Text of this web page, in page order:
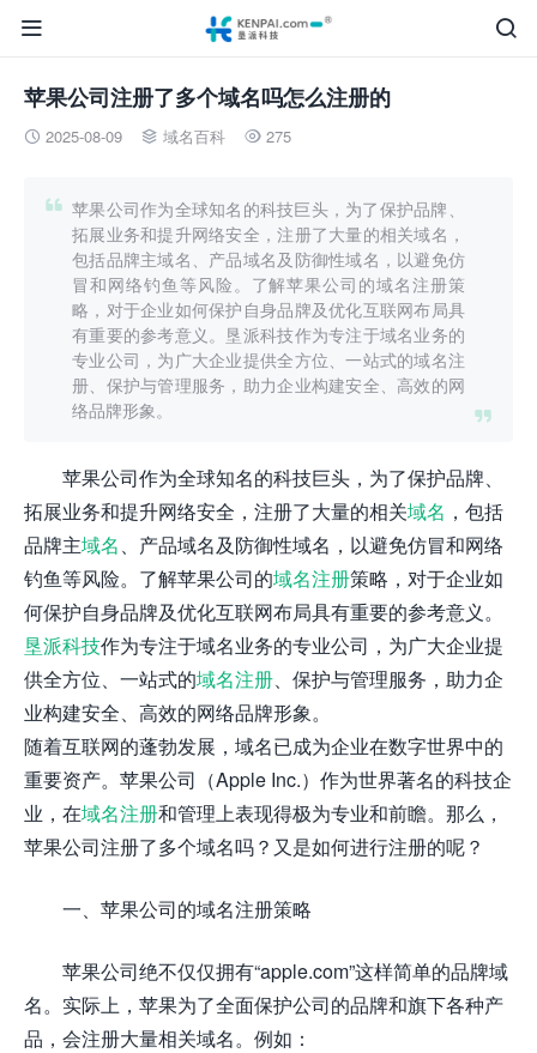


苹果公司注册了多个域名吗怎么注册的
 2025-08-09  域名百科  275


苹果公司作为全球知名的科技巨头，为了保护品牌、
拓展业务和提升网络安全，注册了大量的相关域名，
包括品牌主域名、产品域名及防御性域名，以避免仿
冒和网络钓鱼等风险。了解苹果公司的域名注册策
略，对于企业如何保护自身品牌及优化互联网布局具
有重要的参考意义。垦派科技作为专注于域名业务的
专业公司，为广大企业提供全方位、一站式的域名注
册、保护与管理服务，助力企业构建安全、高效的网
络品牌形象。
苹果公司作为全球知名的科技巨头，为了保护品牌、
拓展业务和提升网络安全，注册了大量的相关域名 ，包括
品牌主域名、产品域名及防御性域名，以避免仿冒和网络
钓鱼等风险。了解苹果公司的域名注册策略，对于企业如
何保护自身品牌及优化互联网布局具有重要的参考意义。
垦派科技作为专注于域名业务的专业公司，为广大企业提
供全方位、一站式的域名注册、保护与管理服务，助力企
业构建安全、高效的网络品牌形象。
随着互联网的蓬勃发展，域名已成为企业在数字世界中的
重要资产。苹果公司（Apple Inc.）作为世界著名的科技企
业，在域名注册和管理上表现得极为专业和前瞻。那么，
苹果公司注册了多个域名吗？又是如何进行注册的呢？
一、苹果公司的域名注册策略
苹果公司绝不仅仅拥有“apple.com”这样简单的品牌域
名。实际上，苹果为了全面保护公司的品牌和旗下各种产
品，会注册大量相关域名。例如：